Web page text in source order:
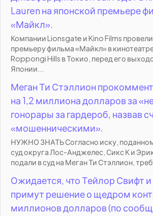
Lauren на японской премьере
«Майкл».
Компании Lionsgate и Kino Films
премьеру фильма «Майкл» в
Roppongi Hills в Токио, перед его
Японии...
Меган Ти Стэллион
на 1,2 миллиона долларов за
гонорары за гардероб, назвав
«мошенническими».
НУЖНО ЗНАТЬ Согласно иску,
суд округа Лос-Анджелес, Сикс К и
подали в суд на Меган Ти Стэллион,
Ожидается, что Тейлор Свифт
примут решение о щедром
миллионов долларов (по